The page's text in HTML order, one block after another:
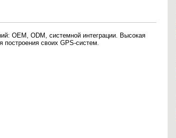
OEM, ODM, системной интеграции. Высокая
своих GPS-систем.